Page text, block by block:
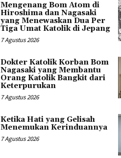
Mengenang Bom Atom di
Hiroshima dan Nagasaki
yang Menewaskan Dua Per
Tiga Umat Katolik di Jepang
7 Agustus 2026
Dokter Katolik Korban Bom
Nagasaki yang Membantu
Orang Katolik Bangkit dari
Keterpurukan
7 Agustus 2026
Ketika Hati yang Gelisah
Menemukan Kerinduannya
7 Agustus 2026